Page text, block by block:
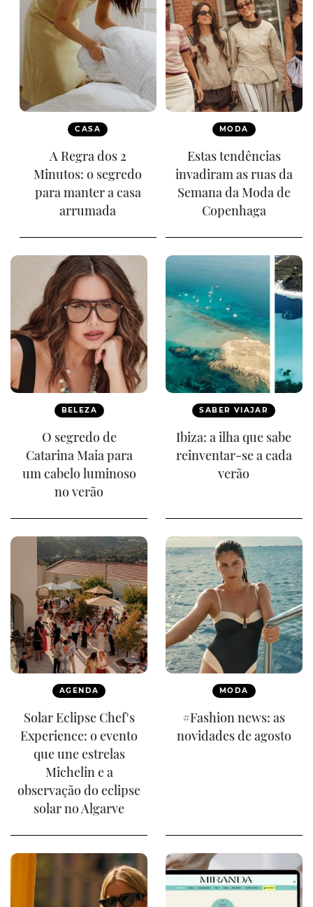
CASA
A Regra dos 2
Minutos: o segredo
para manter a casa
arrumada
MODA
Estas tendências
invadiram as ruas da
Semana da Moda de
Copenhaga
BELEZA
O segredo de
Catarina Maia para
um cabelo luminoso
no verão
SABER VIAJAR
Ibiza: a ilha que sabe
reinventar-se a cada
verão
AGENDA
Solar Eclipse Chef's
Experience: o evento
que une estrelas
Michelin e a
observação do eclipse
solar no Algarve
MODA
#Fashion news: as
novidades de agosto